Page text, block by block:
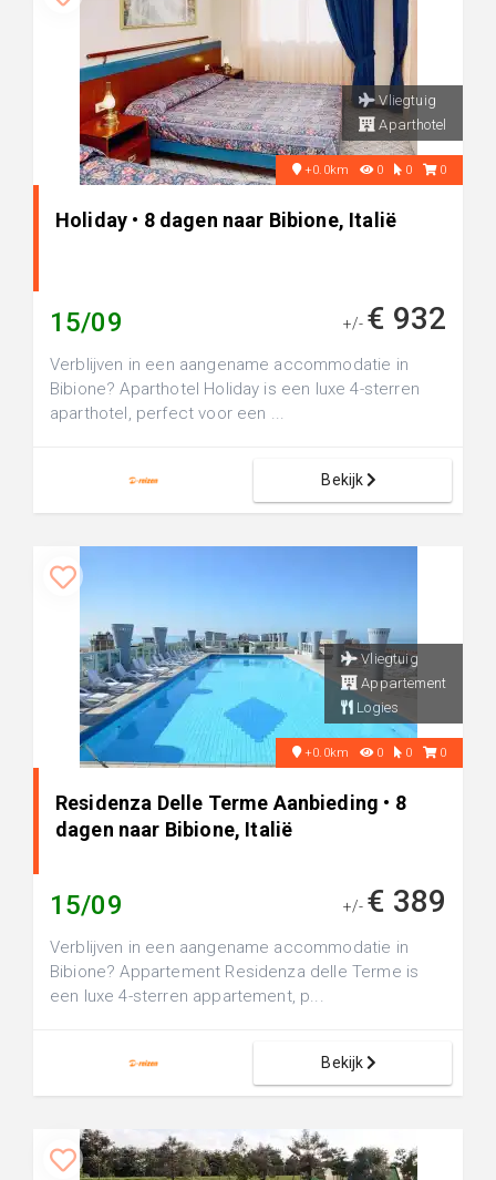
Vliegtuig
Aparthotel
+0.0km 0 0 0
Holiday • 8 dagen naar Bibione, Italië
15/09 +/- € 932
Verblijven in een aangename accommodatie in
Bibione? Aparthotel Holiday is een luxe 4-sterren
aparthotel, perfect voor een ...
Bekijk
Vliegtuig
Appartement
Logies
+0.0km 0 0 0
Residenza Delle Terme Aanbieding • 8
dagen naar Bibione, Italië
15/09 +/- € 389
Verblijven in een aangename accommodatie in
Bibione? Appartement Residenza delle Terme is
een luxe 4-sterren appartement, p...
Bekijk